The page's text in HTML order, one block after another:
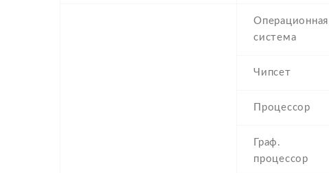
Операционная
система
Чипсет
Процессор
Граф.
процессор